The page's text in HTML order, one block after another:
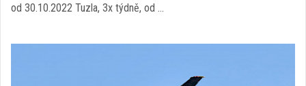
od 30.10.2022 Tuzla, 3x týdně, od …